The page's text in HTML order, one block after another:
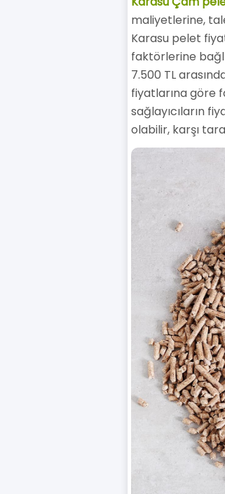
maliyetlerine,
Karasu pelet
faktörlerine
7.500 TL
fiyatlarına göre
sağlayıcıların
olabilir, karşı